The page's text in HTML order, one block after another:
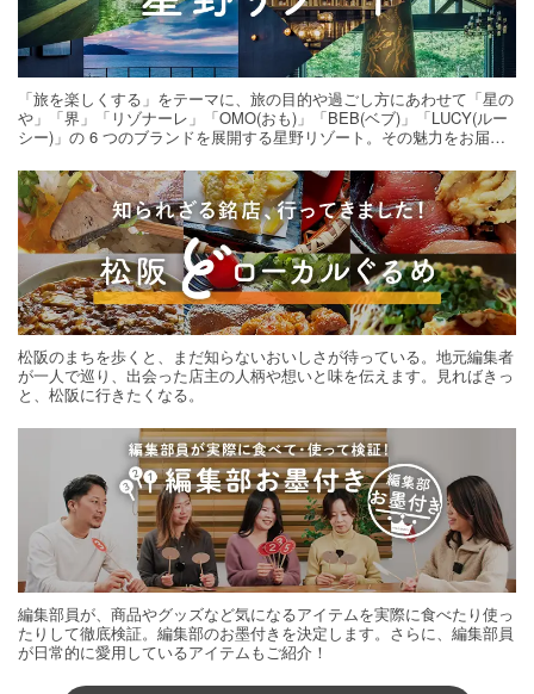
「旅を楽しくする」をテーマに、旅の目的や過ごし方にあわせて「星の
や」「界」「リゾナーレ」「OMO(おも)」「BEB(ベブ)」「LUCY(ルー
シー)」の 6 つのブランドを展開する星野リゾート。その魅力をお届け
松阪のまちを歩くと、まだ知らないおいしさが待っている。地元編集者
が一人で巡り、出会った店主の人柄や想いと味を伝えます。見ればきっ
と、松阪に行きたくなる。
編集部員が、商品やグッズなど気になるアイテムを実際に食べたり使っ
たりして徹底検証。編集部のお墨付きを決定します。さらに、編集部員
が日常的に愛用しているアイテムもご紹介！